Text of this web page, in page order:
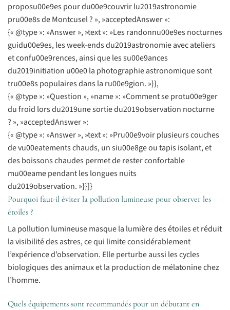
proposu00e9es pour du00e9couvrir lu2019astronomie
pru00e8s de Montcusel ? », »acceptedAnswer »:
{« @type »: »Answer », »text »: »Les randonnu00e9es nocturnes
guidu00e9es, les week-ends du2019astronomie avec ateliers
et confu00e9rences, ainsi que les su00e9ances
du2019initiation u00e0 la photographie astronomique sont
tru00e8s populaires dans la ru00e9gion. »}},
{« @type »: »Question », »name »: »Comment se protu00e9ger
du froid lors du2019une sortie du2019observation nocturne
? », »acceptedAnswer »:
{« @type »: »Answer », »text »: »Pru00e9voir plusieurs couches
de vu00eatements chauds, un siu00e8ge ou tapis isolant, et
des boissons chaudes permet de rester confortable
mu00eame pendant les longues nuits
du2019observation. »}}]}
Pourquoi faut-il éviter la pollution lumineuse pour observer les
étoiles ?
La pollution lumineuse masque la lumière des étoiles et réduit
la visibilité des astres, ce qui limite considérablement
l’expérience d’observation. Elle perturbe aussi les cycles
biologiques des animaux et la production de mélatonine chez
l’homme.
Quels équipements sont recommandés pour un débutant en